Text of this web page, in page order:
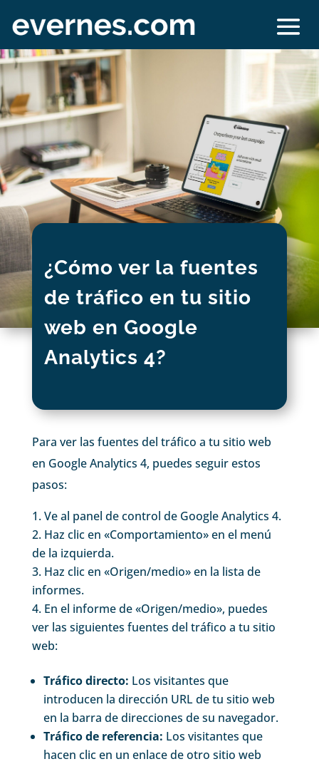
¿Cómo ver la fuentes
de tráfico en tu sitio
web en Google
Analytics 4?
Para ver las fuentes del tráfico a tu sitio web
en Google Analytics 4, puedes seguir estos
pasos:
Ve al panel de control de Google Analytics 4.
Haz clic en «Comportamiento» en el menú
de la izquierda.
Haz clic en «Origen/medio» en la lista de
informes.
En el informe de «Origen/medio», puedes
ver las siguientes fuentes del tráfico a tu sitio
web:
Tráfico directo: Los visitantes que
introducen la dirección URL de tu sitio web
en la barra de direcciones de su navegador.
Tráfico de referencia: Los visitantes que
hacen clic en un enlace de otro sitio web